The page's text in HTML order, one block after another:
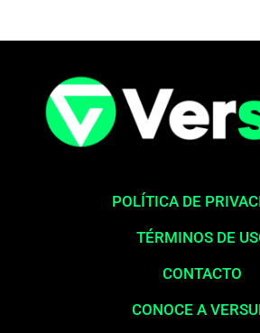
POLÍTICA DE
TÉRMINOS DE
CONTACTO
CONOCE A